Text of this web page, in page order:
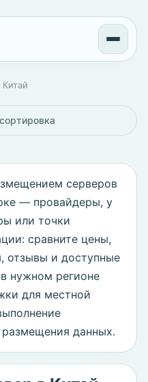
Китай
серверов
— провайдеры, у
или точки
сравните цены,
отзывы и доступные
нужном регионе
для местной
данных.